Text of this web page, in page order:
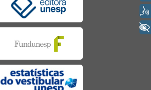
+ Acessibilidade